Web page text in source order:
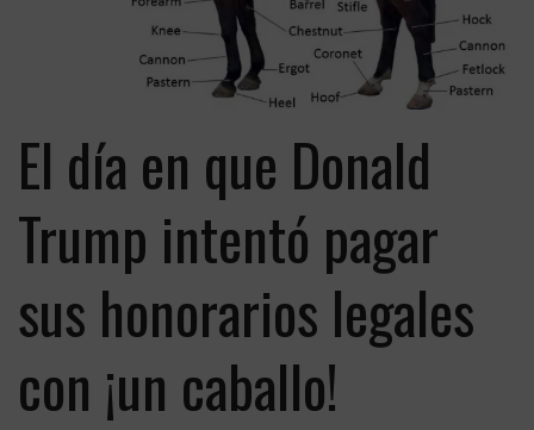
El día en que Donald
Trump intentó pagar
sus honorarios legales
con ¡un caballo!